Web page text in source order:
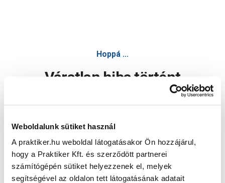
Weboldalunk sütiket használ
A praktiker.hu weboldal látogatásakor Ön hozzájárul,
hogy a Praktiker Kft. és szerződött partnerei
számítógépén sütiket helyezzenek el, melyek
segítségével az oldalon tett látogatásának adatait
Hoppá ...
Váratlan hiba történt
Oldal újratöltése